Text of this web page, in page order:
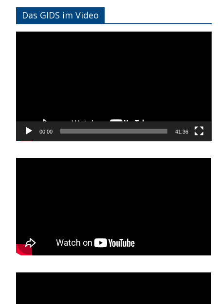
Das GIDS im Video
00:00 41:36